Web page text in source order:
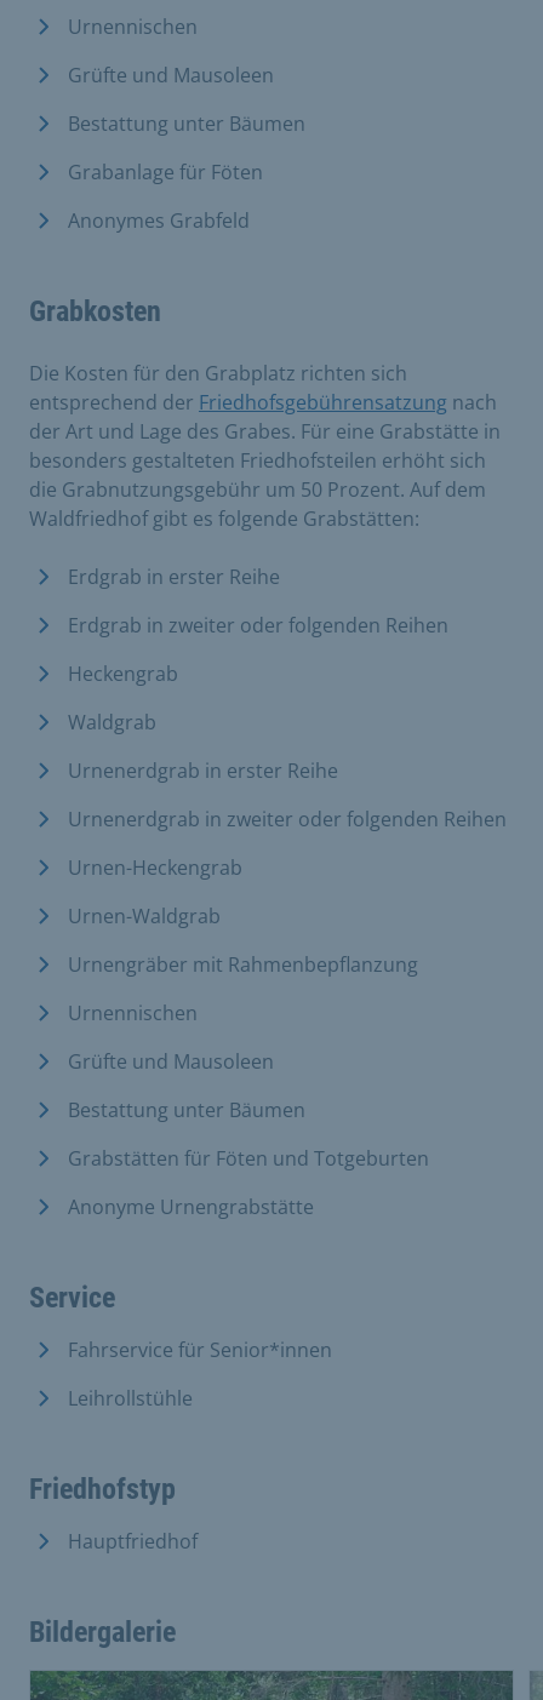
Urnennischen
Grüfte und Mausoleen
Bestattung unter Bäumen
Grabanlage für Föten
Anonymes Grabfeld
Grabkosten
Die Kosten für den Grabplatz richten sich
entsprechend der Friedhofsgebührensatzung nach
der Art und Lage des Grabes. Für eine Grabstätte in
besonders gestalteten Friedhofsteilen erhöht sich
die Grabnutzungsgebühr um 50 Prozent. Auf dem
Waldfriedhof gibt es folgende Grabstätten:
Erdgrab in erster Reihe
Erdgrab in zweiter oder folgenden Reihen
Heckengrab
Waldgrab
Urnenerdgrab in erster Reihe
Urnenerdgrab in zweiter oder folgenden Reihen
Urnen-Heckengrab
Urnen-Waldgrab
Urnengräber mit Rahmenbepflanzung
Urnennischen
Grüfte und Mausoleen
Bestattung unter Bäumen
Grabstätten für Föten und Totgeburten
Anonyme Urnengrabstätte
Service
Fahrservice für Senior*innen
Leihrollstühle
Friedhofstyp
Hauptfriedhof
Bildergalerie
Dies ist eine Bildergalerie in einem Slider. Mit den
Vergrößere Bild 1